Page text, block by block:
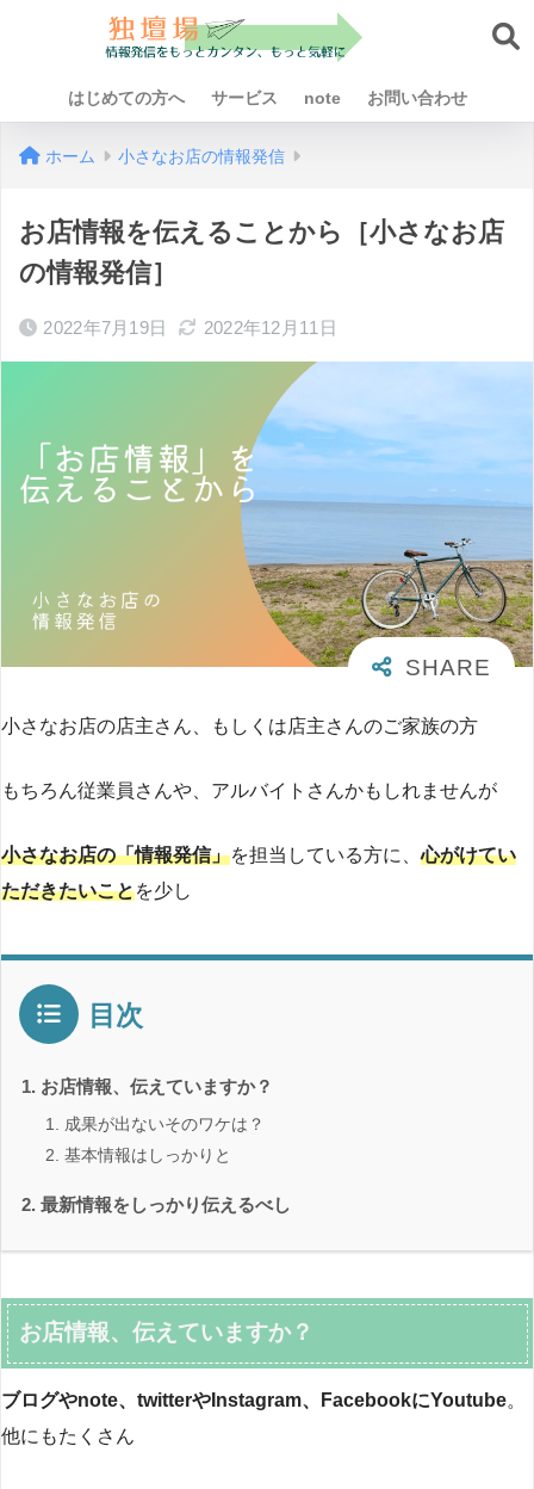
はじめての方へ サービス note お問い合わせ
ホーム 小さなお店の情報発信
お店情報を伝えることから［小さなお店
の情報発信］
2022年7月19日 2022年12月11日
小さなお店の店主さん、もしくは店主さんのご家族の方
もちろん従業員さんや、アルバイトさんかもしれませんが
小さなお店の「情報発信」を担当している方に、心がけてい
ただきたいことを少し
目次
お店情報、伝えていますか？
成果が出ないそのワケは？
基本情報はしっかりと
最新情報をしっかり伝えるべし
お店情報、伝えていますか？
ブログやnote、twitterやInstagram、FacebookにYoutube。
他にもたくさん